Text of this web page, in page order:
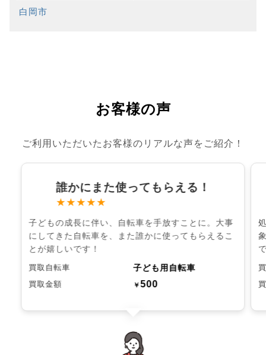
白岡市
お客様の声
ご利用いただいたお客様のリアルな声をご紹介！
誰かにまた使ってもらえる！
★★★★★
子どもの成長に伴い、自転車を手放すことに。大事
にしてきた自転車を、また誰かに使ってもらえるこ
とが嬉しいです！
買取自転車 子ども用自転車
買取金額 ￥500
chevron_left chevron_right